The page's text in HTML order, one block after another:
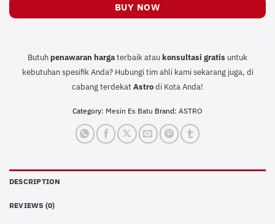
BUY NOW
Butuh penawaran hargaterbaik atau konsultasi gratis untuk
kebutuhan spesifik Anda? Hubungi tim ahli kami sekarang juga, di
cabang terdekat Astrodi Kota Anda!
Category: Mesin Es Batu Brand: ASTRO
DESCRIPTION
REVIEWS (0)